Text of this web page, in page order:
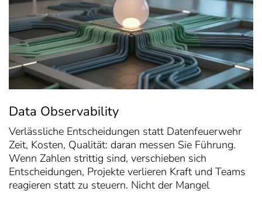
Data Observability
Verlässliche Entscheidungen statt Datenfeuerwehr
Zeit, Kosten, Qualität: daran messen Sie Führung.
Wenn Zahlen strittig sind, verschieben sich
Entscheidungen, Projekte verlieren Kraft und Teams
reagieren statt zu steuern. Nicht der Mangel